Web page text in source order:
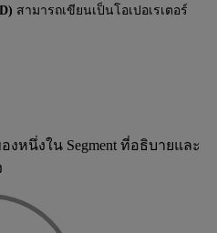
สามารถเขียนเป็นโอเปอเรเตอร์
งหนึ่งใน Segment ที่อธิบายและ